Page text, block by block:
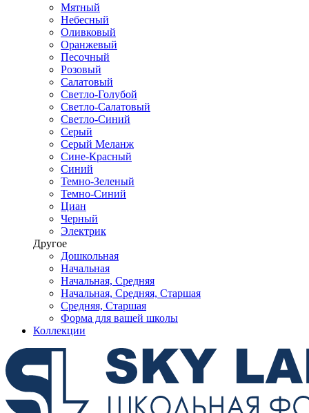
Мятный
Небесный
Оливковый
Оранжевый
Песочный
Розовый
Салатовый
Светло-Голубой
Светло-Салатовый
Светло-Синий
Серый
Серый Меланж
Сине-Красный
Синий
Темно-Зеленый
Темно-Синий
Циан
Черный
Электрик
Другое
Дошкольная
Начальная
Начальная, Средняя
Начальная, Средняя, Старшая
Средняя, Старшая
Форма для вашей школы
Коллекции